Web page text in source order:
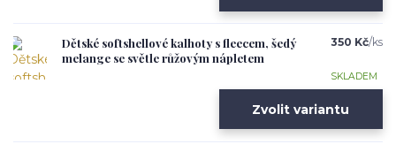
Dětské softshellové kalhoty s fleecem, šedý
melange se světle růžovým nápletem
350 Kč/ks
SKLADEM
Zvolit variantu